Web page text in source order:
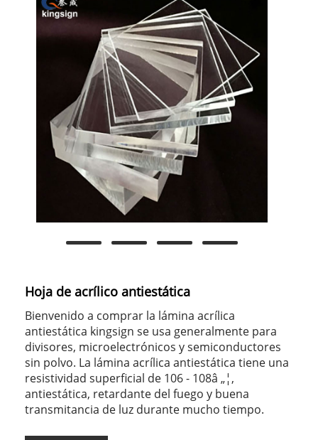
Hoja de acrílico antiestática
Bienvenido a comprar la lámina acrílica
antiestática kingsign se usa generalmente para
divisores, microelectrónicos y semiconductores
sin polvo. La lámina acrílica antiestática tiene una
resistividad superficial de 106 - 108â „¦,
antiestática, retardante del fuego y buena
transmitancia de luz durante mucho tiempo.